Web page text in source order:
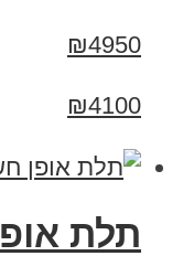
₪4950
₪4100
תלת